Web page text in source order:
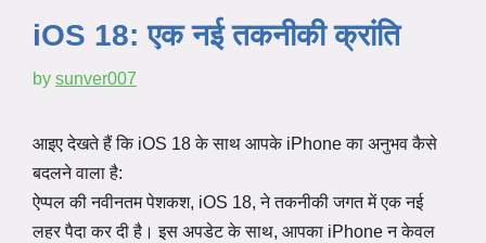
iOS 18: एक नई तकनीकी क्रांति
by sunver007
आइए देखते हैं कि iOS 18 के साथ आपके iPhone का अनुभव कैसे
बदलने वाला है:
ऐप्पल की नवीनतम पेशकश, iOS 18, ने तकनीकी जगत में एक नई
लहर पैदा कर दी है। इस अपडेट के साथ, आपका iPhone न केवल